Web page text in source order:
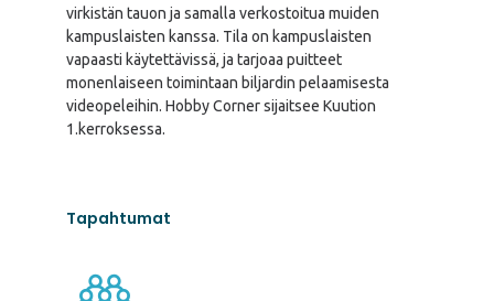
virkistän tauon ja samalla verkostoitua muiden
kampuslaisten kanssa. Tila on kampuslaisten
vapaasti käytettävissä, ja tarjoaa puitteet
monenlaiseen toimintaan biljardin pelaamisesta
videopeleihin. Hobby Corner sijaitsee Kuution
1.kerroksessa.
Tapahtumat